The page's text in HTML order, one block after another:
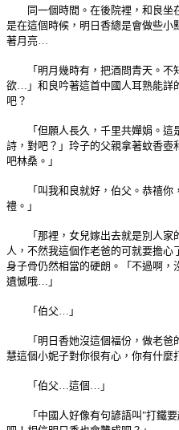
同一個時間。在後院裡，和良坐
是在這個時候，明日香總是會做些小
著月亮…
「明月幾時有，把酒問青天。不
欲…」和良吟著這首中國人耳熟能詳
吧？
「但願人長久，千里共嬋娟。這
詩，對吧？」玲子的父親拿著蚊香壺
吧林桑。」
「叫我和良就好，伯父。恭禧你
禮。」
「那裡，女兒嫁出去就是別人家
人，不然我這個作老爸的可就要擔心
身子骨仍然相當的硬朗。「不過啊，
遺憾哦…」
「伯父…」
「明日香她沒這個福份，做老爸
慧這個小妮子對你很有心，你有什麼
「伯父…這個…」
「中國人好像有句諺語叫"打鐵要